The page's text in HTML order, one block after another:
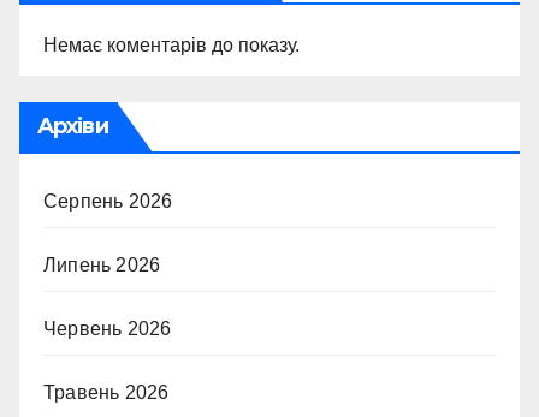
Немає коментарів до показу.
Архіви
Серпень 2026
Липень 2026
Червень 2026
Травень 2026